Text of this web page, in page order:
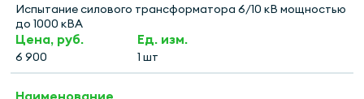
Испытание силового трансформатора 6/10 кВ мощностью
до 1000 кВА
6 900 1 шт